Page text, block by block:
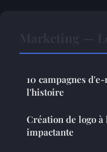
10 campagnes
l'histoire
Création de logo
impactante